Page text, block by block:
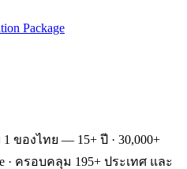
Package
ของไทย — 15+ ปี · 30,000+
· ครอบคลุม 195+ ประเทศ และ